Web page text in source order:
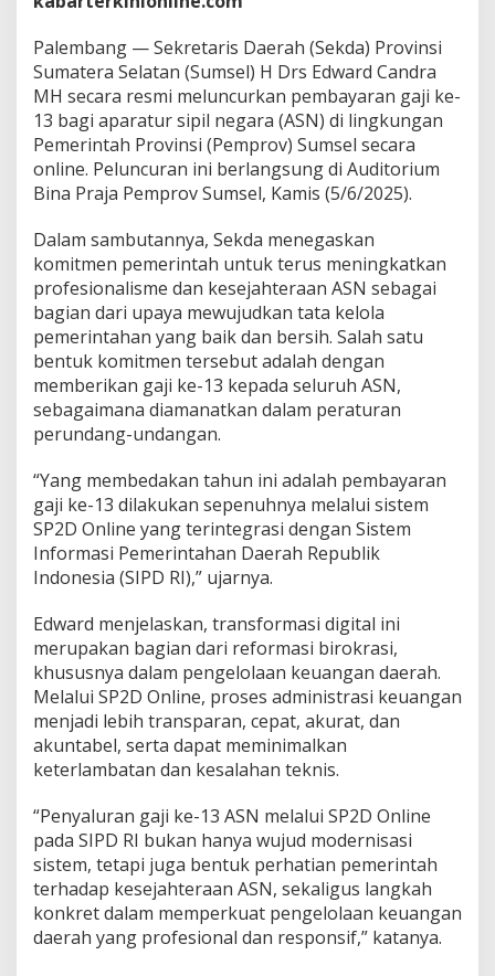
r
v
S
u
m
s
e
l
i
a
y
a
k
a
n
L
e
w
a
S
i
s
e
m
P
2
D
O
n
l
i
e
e
r
i
t
e
g
Palembang — Sekretaris Daerah (Sekda) Provinsi
Sumatera Selatan (Sumsel) H Drs Edward Candra
MH secara resmi meluncurkan pembayaran gaji ke-
13 bagi aparatur sipil negara (ASN) di lingkungan
Pemerintah Provinsi (Pemprov) Sumsel secara
online. Peluncuran ini berlangsung di Auditorium
Bina Praja Pemprov Sumsel, Kamis (5/6/2025).
Dalam sambutannya, Sekda menegaskan
komitmen pemerintah untuk terus meningkatkan
profesionalisme dan kesejahteraan ASN sebagai
bagian dari upaya mewujudkan tata kelola
pemerintahan yang baik dan bersih. Salah satu
bentuk komitmen tersebut adalah dengan
memberikan gaji ke-13 kepada seluruh ASN,
sebagaimana diamanatkan dalam peraturan
perundang-undangan.
“Yang membedakan tahun ini adalah pembayaran
gaji ke-13 dilakukan sepenuhnya melalui sistem
SP2D Online yang terintegrasi dengan Sistem
Informasi Pemerintahan Daerah Republik
Indonesia (SIPD RI),” ujarnya.
Edward menjelaskan, transformasi digital ini
merupakan bagian dari reformasi birokrasi,
khususnya dalam pengelolaan keuangan daerah.
Melalui SP2D Online, proses administrasi keuangan
menjadi lebih transparan, cepat, akurat, dan
akuntabel, serta dapat meminimalkan
keterlambatan dan kesalahan teknis.
“Penyaluran gaji ke-13 ASN melalui SP2D Online
pada SIPD RI bukan hanya wujud modernisasi
sistem, tetapi juga bentuk perhatian pemerintah
terhadap kesejahteraan ASN, sekaligus langkah
konkret dalam memperkuat pengelolaan keuangan
daerah yang profesional dan responsif,” katanya.